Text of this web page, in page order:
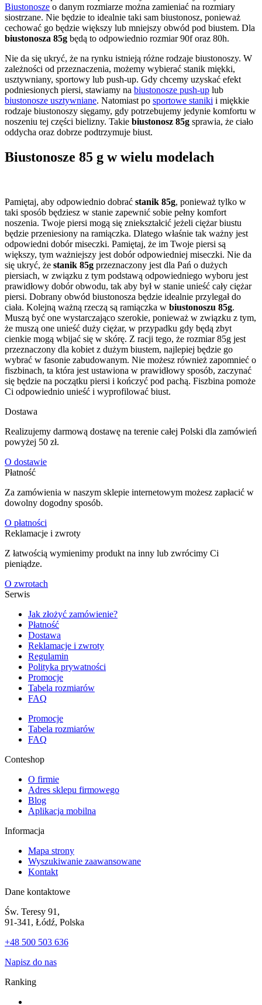
Biustonosze o danym rozmiarze można zamieniać na rozmiary
siostrzane. Nie będzie to idealnie taki sam biustonosz, ponieważ
cechować go będzie większy lub mniejszy obwód pod biustem. Dla
biustonosza 85g będą to odpowiednio rozmiar 90f oraz 80h.
Nie da się ukryć, że na rynku istnieją różne rodzaje biustonoszy. W
zależności od przeznaczenia, możemy wybierać stanik miękki,
usztywniany, sportowy lub push-up. Gdy chcemy uzyskać efekt
podniesionych piersi, stawiamy na biustonosze push-up lub
biustonosze usztywniane. Natomiast po sportowe staniki i miękkie
rodzaje biustonoszy sięgamy, gdy potrzebujemy jedynie komfortu w
noszeniu tej części bielizny. Takie biustonosz 85g sprawia, że ciało
oddycha oraz dobrze podtrzymuje biust.
Biustonosze 85 g w wielu modelach
Pamiętaj, aby odpowiednio dobrać stanik 85g, ponieważ tylko w
taki sposób będziesz w stanie zapewnić sobie pełny komfort
noszenia. Twoje piersi mogą się zniekształcić jeżeli ciężar biustu
będzie przeniesiony na ramiączka. Dlatego właśnie tak ważny jest
odpowiedni dobór miseczki. Pamiętaj, że im Twoje piersi są
większy, tym ważniejszy jest dobór odpowiedniej miseczki. Nie da
się ukryć, że stanik 85g przeznaczony jest dla Pań o dużych
piersiach, w związku z tym podstawą odpowiedniego wyboru jest
prawidłowy dobór obwodu, tak aby był w stanie unieść cały ciężar
piersi. Dobrany obwód biustonosza będzie idealnie przylegał do
ciała. Kolejną ważną rzeczą są ramiączka w biustonoszu 85g.
Muszą być one wystarczająco szerokie, ponieważ w związku z tym,
że muszą one unieść duży ciężar, w przypadku gdy będą zbyt
cienkie mogą wbijać się w skórę. Z racji tego, że rozmiar 85g jest
przeznaczony dla kobiet z dużym biustem, najlepiej będzie go
wybrać w fasonie zabudowanym. Nie możesz również zapomnieć o
fiszbinach, ta która jest ustawiona w prawidłowy sposób, zaczynać
się będzie na początku piersi i kończyć pod pachą. Fiszbina pomoże
Ci odpowiednio unieść i wyprofilować biust.
Dostawa
Realizujemy darmową dostawę na terenie całej Polski dla zamówień
powyżej 50 zł.
O dostawie
Płatność
Za zamówienia w naszym sklepie internetowym możesz zapłacić w
dowolny dogodny sposób.
O płatności
Reklamacje i zwroty
Z łatwością wymienimy produkt na inny lub zwrócimy Ci
pieniądze.
O zwrotach
Serwis
Jak złożyć zamówienie?
Płatność
Dostawa
Reklamacje i zwroty
Regulamin
Polityka prywatności
Promocje
Tabela rozmiarów
FAQ
Promocje
Tabela rozmiarów
FAQ
Conteshop
O firmie
Adres sklepu firmowego
Blog
Aplikacja mobilna
Informacja
Mapa strony
Wyszukiwanie zaawansowane
Kontakt
Dane kontaktowe
Św. Teresy 91,
91-341, Łódź, Polska
+48 500 503 636
Napisz do nas
Ranking